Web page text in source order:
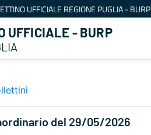
UFFICIALE REGIONE PUGLIA - BURP
UFFICIALE - BURP
del 29/05/2026